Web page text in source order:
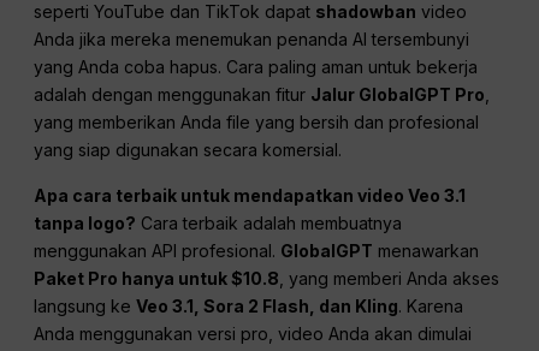
seperti YouTube dan TikTok dapat shadowban video
Anda jika mereka menemukan penanda AI tersembunyi
yang Anda coba hapus. Cara paling aman untuk bekerja
adalah dengan menggunakan fitur Jalur GlobalGPT Pro,
yang memberikan Anda file yang bersih dan profesional
yang siap digunakan secara komersial.
Apa cara terbaik untuk mendapatkan video Veo 3.1
tanpa logo? Cara terbaik adalah membuatnya
menggunakan API profesional. GlobalGPT menawarkan
Paket Pro hanya untuk $10.8 , yang memberi Anda akses
langsung keVeo 3.1, Sora 2 Flash, dan Kling. Karena
Anda menggunakan versi pro, video Anda akan dimulai